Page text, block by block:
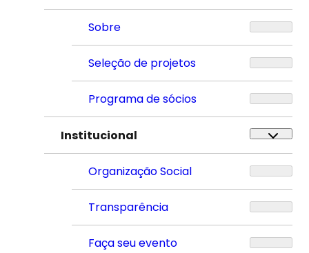
Sobre
Seleção de projetos
Programa de sócios
Institucional
Organização Social
Transparência
Faça seu evento